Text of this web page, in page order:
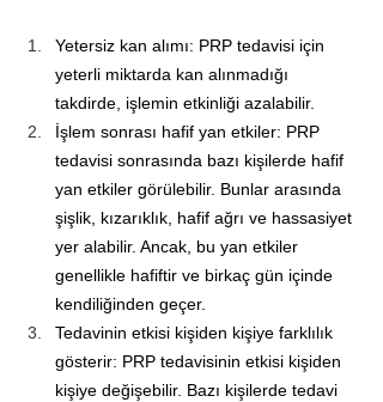
Yetersiz kan alımı: PRP tedavisi için
yeterli miktarda kan alınmadığı
takdirde, işlemin etkinliği azalabilir.
İşlem sonrası hafif yan etkiler: PRP
tedavisi sonrasında bazı kişilerde hafif
yan etkiler görülebilir. Bunlar arasında
şişlik, kızarıklık, hafif ağrı ve hassasiyet
yer alabilir. Ancak, bu yan etkiler
genellikle hafiftir ve birkaç gün içinde
kendiliğinden geçer.
Tedavinin etkisi kişiden kişiye farklılık
gösterir: PRP tedavisinin etkisi kişiden
kişiye değişebilir. Bazı kişilerde tedavi